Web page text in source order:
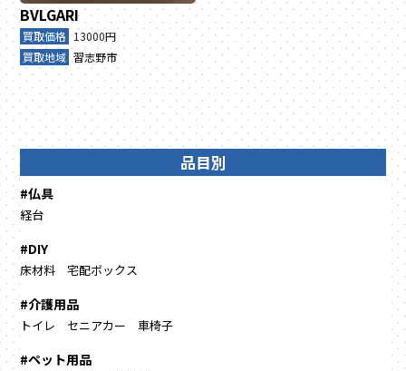
BVLGARI
買取価格 13000円
買取地域 習志野市
品目別
#仏具
経台
#DIY
床材料 宅配ボックス
#介護用品
トイレ セニアカー 車椅子
#ペット用品